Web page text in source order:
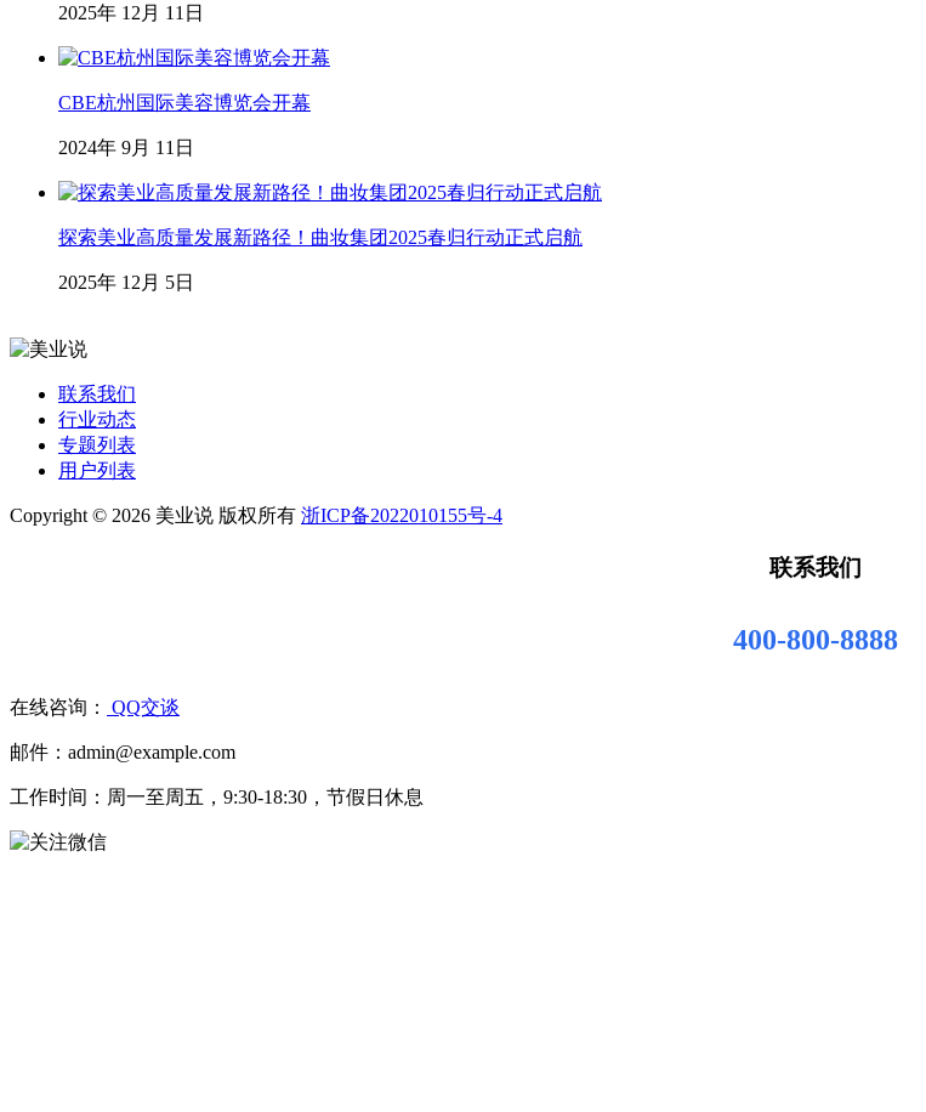
2025年 12月 11日
CBE杭州国际美容博览会开幕
2024年 9月 11日
探索美业高质量发展新路径！曲妆集团2025春归行动正式启航
2025年 12月 5日
联系我们
行业动态
专题列表
用户列表
Copyright © 2026 美业说 版权所有 浙ICP备2022010155号-4
联系我们
400-800-8888
在线咨询： QQ交谈
邮件：admin@example.com
工作时间：周一至周五，9:30-18:30，节假日休息